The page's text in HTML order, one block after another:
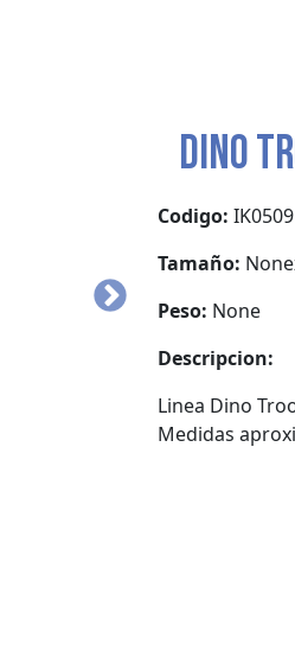
DINO
Codigo: IK0509
Tamaño:
Peso: None
Descripcion:
Linea Dino
Medidas